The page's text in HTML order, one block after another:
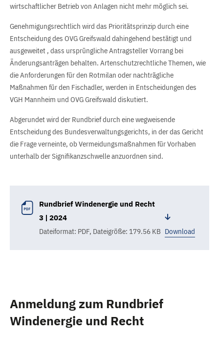
wirtschaftlicher Betrieb von Anlagen nicht mehr möglich sei.
Genehmigungsrechtlich wird das Prioritätsprinzip durch eine
Entscheidung des OVG Greifswald dahingehend bestätigt und
ausgeweitet , dass ursprüngliche Antragsteller Vorrang bei
Änderungsanträgen behalten. Artenschutzrechtliche Themen, wie
die Anforderungen für den Rotmilan oder nachträgliche
Maßnahmen für den Fischadler, werden in Entscheidungen des
VGH Mannheim und OVG Greifswald diskutiert.
Abgerundet wird der Rundbrief durch eine wegweisende
Entscheidung des Bundesverwaltungsgerichts, in der das Gericht
die Frage verneinte, ob Vermeidungsmaßnahmen für Vorhaben
unterhalb der Signifikanzschwelle anzuordnen sind.
Rundbrief Windenergie und Recht
3 | 2024
Dateiformat: PDF, Dateigröße: 179.56 KB Download
Anmeldung zum Rundbrief
Windenergie und Recht